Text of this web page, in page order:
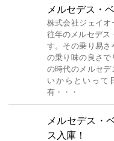
メルセデス・
株式会社ジェイオ
往年のメルセデス
す。その乗り易
の乗り味の良さで
の時代のメルセ
いからといって
有・・・
メルセデス・
ス入庫！